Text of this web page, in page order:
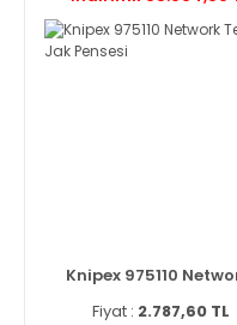
Knipex 975110
Fiyat : 2.787,60 TL